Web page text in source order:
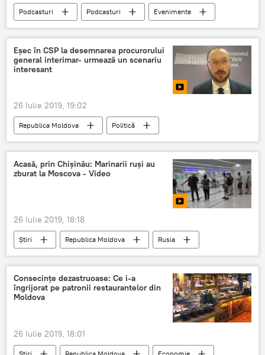
Podcasturi Podcasturi
Evenimente
Sport
Știri
Republica Moldova
atletism
Eșec în CSP la desemnarea procurorului
general interimar- urmează un scenariu
interesant
26 Iulie 2019, 19:02
Republica Moldova
Politică
Multimedia
Video
procuror general
CSP
parlament
Acasă, prin Chișinău: Marinarii ruși au
zburat la Moscova - Video
26 Iulie 2019, 18:18
Știri Republica Moldova
Rusia
Video
Multimedia
marinari
petrolier
Rusia
Ucraina
Aeroportul Chișinău
Consecințe dezastruoase: Ce i-a
îngrijorat pe patronii restaurantelor din
Moldova
26 Iulie 2019, 18:01